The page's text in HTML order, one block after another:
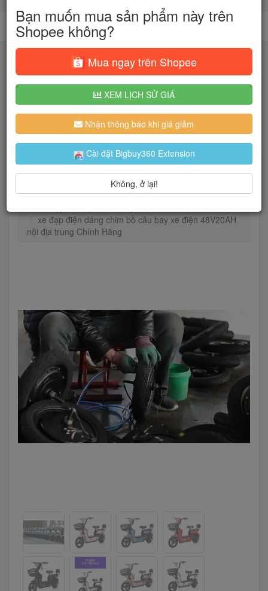
Tìm kiếm
Người dùng đang quan tâm đến 🔥...
Trang chủ
Ô tô - xe máy - xe đạp
xe đạp điện dáng chim bồ câu bay xe điện 48V20AH
nội địa trung Chính Hãng
Bạn muốn mua sản phẩm này trên
Shopee không?
Mua ngay trên Shopee
XEM LỊCH SỬ GIÁ
Nhận thông báo khi giá giảm
Cài đặt Bigbuy360 Extension
Không, ở lại!